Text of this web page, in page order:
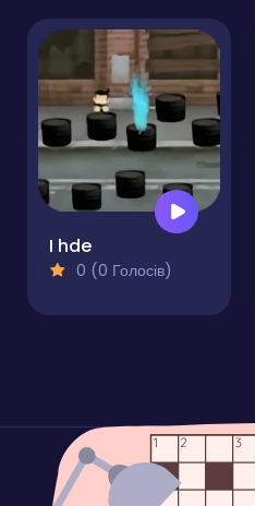
I hde
0 (0 Голосів)